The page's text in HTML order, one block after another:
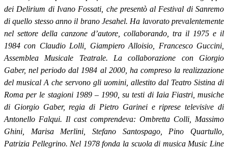
dei Delirium di Ivano Fossati, che presentò al Festival di Sanremo
di quello stesso anno il brano Jesahel. Ha lavorato prevalentemente
nel settore della canzone d’autore, collaborando, tra il 1975 e il
1984 con Claudio Lolli, Giampiero Alloisio, Francesco Guccini,
Assemblea Musicale Teatrale. La collaborazione con Giorgio
Gaber, nel periodo dal 1984 al 2000, ha compreso la realizzazione
del musical A che servono gli uomini , allestito dal Teatro Sistina di
Roma per le stagioni 1989 – 1990, su testi di Iaia Fiastri, musiche
di Giorgio Gaber, regia di Pietro Garinei e riprese televisive di
Antonello Falqui. Il cast comprendeva: Ombretta Colli, Massimo
Ghini, Marisa Merlini, Stefano Santospago, Pino Quartullo,
Patrizia Pellegrino. Nel 1978 fonda la scuola di musica Music Line